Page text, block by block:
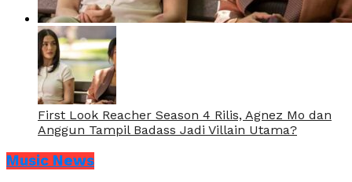
First Look Reacher Season 4 Rilis, Agnez Mo dan
Anggun Tampil Badass Jadi Villain Utama?
Music News